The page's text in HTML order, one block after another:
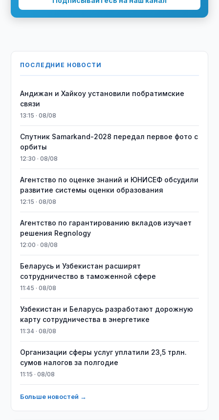
ПОСЛЕДНИЕ НОВОСТИ
Андижан и Хайкоу установили побратимские
связи
13:15 · 08/08
Спутник Samarkand-2028 передал первое фото с
орбиты
12:30 · 08/08
Агентство по оценке знаний и ЮНИСЕФ обсудили
развитие системы оценки образования
12:15 · 08/08
Агентство по гарантированию вкладов изучает
решения Regnology
12:00 · 08/08
Беларусь и Узбекистан расширят
сотрудничество в таможенной сфере
11:45 · 08/08
Узбекистан и Беларусь разработают дорожную
карту сотрудничества в энергетике
11:34 · 08/08
Организации сферы услуг уплатили 23,5 трлн.
сумов налогов за полгодие
11:15 · 08/08
Больше новостей →